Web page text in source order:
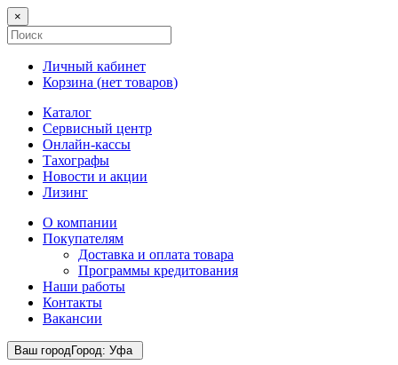
×
Личный кабинет
Корзина (нет товаров)
Каталог
Сервисный центр
Онлайн-кассы
Тахографы
Новости и акции
Лизинг
О компании
Покупателям
Доставка и оплата товара
Программы кредитования
Наши работы
Контакты
Вакансии
Ваш городГород: Уфа